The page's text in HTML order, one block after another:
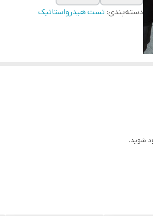
دسته‌بندی: تست هیدرواستاتیک
شوید.